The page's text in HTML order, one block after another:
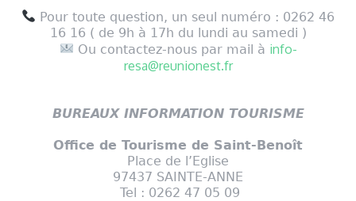
Pour toute question, un seul numéro : 0262 46
16 16 ( de 9h à 17h du lundi au samedi )
Ou contactez-nous par mail à info-
resa@reunionest.fr
BUREAUX INFORMATION TOURISME
Office de Tourisme de Saint-Benoît
Place de l’Eglise
97437 SAINTE-ANNE
Tel : 0262 47 05 09